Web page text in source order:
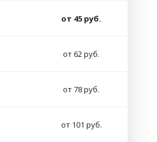
от 45 руб.
от 62 руб.
от 78 руб.
от 101 руб.